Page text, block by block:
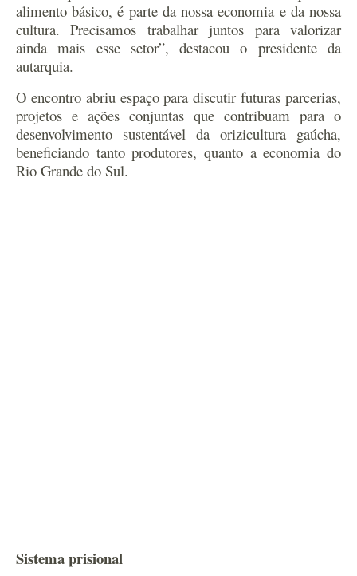
alimento básico, é parte da nossa economia e da nossa
cultura. Precisamos trabalhar juntos para valorizar
ainda mais esse setor”, destacou o presidente da
autarquia.
O encontro abriu espaço para discutir futuras parcerias,
projetos e ações conjuntas que contribuam para o
desenvolvimento sustentável da orizicultura gaúcha,
beneficiando tanto produtores, quanto a economia do
Rio Grande do Sul.
Sistema prisional